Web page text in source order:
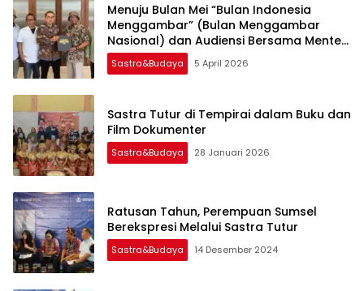
Menuju Bulan Mei “Bulan Indonesia
Menggambar” (Bulan Menggambar
Nasional) dan Audiensi Bersama Menteri
Kebudayaan Republik Indonesia
Sastra&Budaya 5 April 2026
Sastra Tutur di Tempirai dalam Buku dan
Film Dokumenter
Sastra&Budaya 28 Januari 2026
Ratusan Tahun, Perempuan Sumsel
Berekspresi Melalui Sastra Tutur
Sastra&Budaya 14 Desember 2024